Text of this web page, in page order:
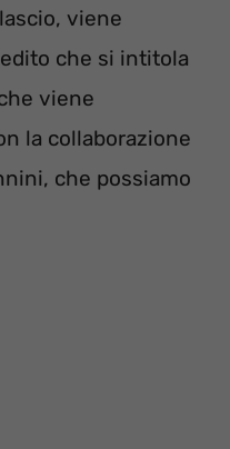
viene
che si intitola
viene
la collaborazione
che possiamo